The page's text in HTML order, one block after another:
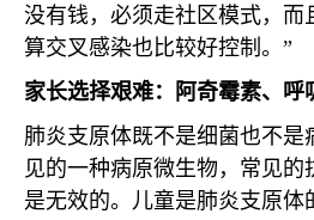
没有钱，必须走社区模式，而
算交叉感染也比较好控制。”
家长选择艰难：阿奇霉素、呼
肺炎支原体既不是细菌也不是
见的一种病原微生物，常见
是无效的。儿童是肺炎支原体